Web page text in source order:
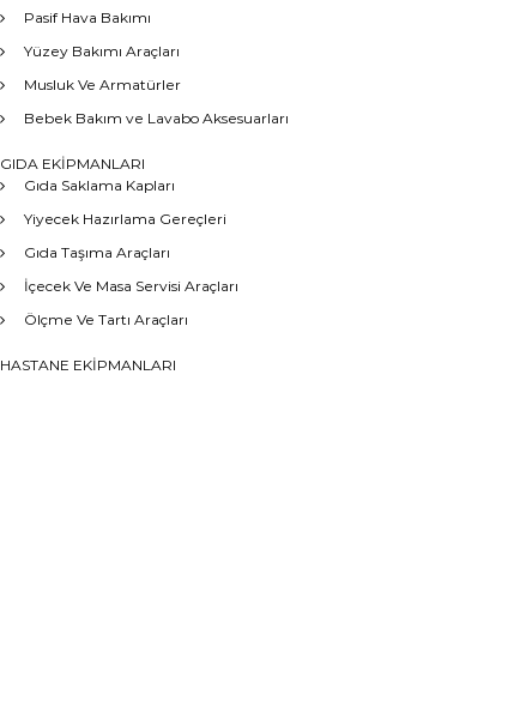
Pasif Hava Bakımı
Yüzey Bakımı Araçları
Musluk Ve Armatürler
Bebek Bakım ve Lavabo Aksesuarları
GIDA EKİPMANLARI
Gıda Saklama Kapları
Yiyecek Hazırlama Gereçleri
Gıda Taşıma Araçları
İçecek Ve Masa Servisi Araçları
Ölçme Ve Tartı Araçları
HASTANE EKİPMANLARI